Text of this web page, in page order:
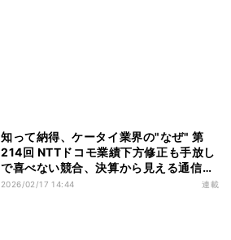
知って納得、ケータイ業界の"なぜ" 第
214回 NTTドコモ業績下方修正も手放し
で喜べない競合、決算から見える通信4
社の現状
2026/02/17 14:44 連載